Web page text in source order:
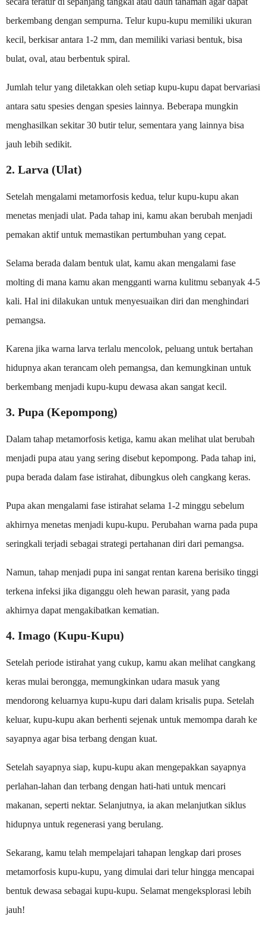
berkembang dengan sempurna. Telur kupu-kupu memiliki ukuran
kecil, berkisar antara 1-2 mm, dan memiliki variasi bentuk, bisa
bulat, oval, atau berbentuk spiral.
Jumlah telur yang diletakkan oleh setiap kupu-kupu dapat bervariasi
antara satu spesies dengan spesies lainnya. Beberapa mungkin
menghasilkan sekitar 30 butir telur, sementara yang lainnya bisa
jauh lebih sedikit.
2. Larva (Ulat)
Setelah mengalami metamorfosis kedua, telur kupu-kupu akan
menetas menjadi ulat. Pada tahap ini, kamu akan berubah menjadi
pemakan aktif untuk memastikan pertumbuhan yang cepat.
Selama berada dalam bentuk ulat, kamu akan mengalami fase
molting di mana kamu akan mengganti warna kulitmu sebanyak 4-5
kali. Hal ini dilakukan untuk menyesuaikan diri dan menghindari
pemangsa.
Karena jika warna larva terlalu mencolok, peluang untuk bertahan
hidupnya akan terancam oleh pemangsa, dan kemungkinan untuk
berkembang menjadi kupu-kupu dewasa akan sangat kecil.
3. Pupa (Kepompong)
Dalam tahap metamorfosis ketiga, kamu akan melihat ulat berubah
menjadi pupa atau yang sering disebut kepompong. Pada tahap ini,
pupa berada dalam fase istirahat, dibungkus oleh cangkang keras.
Pupa akan mengalami fase istirahat selama 1-2 minggu sebelum
akhirnya menetas menjadi kupu-kupu. Perubahan warna pada pupa
seringkali terjadi sebagai strategi pertahanan diri dari pemangsa.
Namun, tahap menjadi pupa ini sangat rentan karena berisiko tinggi
terkena infeksi jika diganggu oleh hewan parasit, yang pada
akhirnya dapat mengakibatkan kematian.
4. Imago (Kupu-Kupu)
Setelah periode istirahat yang cukup, kamu akan melihat cangkang
keras mulai berongga, memungkinkan udara masuk yang
mendorong keluarnya kupu-kupu dari dalam krisalis pupa. Setelah
keluar, kupu-kupu akan berhenti sejenak untuk memompa darah ke
sayapnya agar bisa terbang dengan kuat.
Setelah sayapnya siap, kupu-kupu akan mengepakkan sayapnya
perlahan-lahan dan terbang dengan hati-hati untuk mencari
makanan, seperti nektar. Selanjutnya, ia akan melanjutkan siklus
hidupnya untuk regenerasi yang berulang.
Sekarang, kamu telah mempelajari tahapan lengkap dari proses
metamorfosis kupu-kupu, yang dimulai dari telur hingga mencapai
bentuk dewasa sebagai kupu-kupu. Selamat mengeksplorasi lebih
jauh!